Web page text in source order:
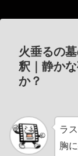
火垂るの
釈｜静か
か？
ラ
胸